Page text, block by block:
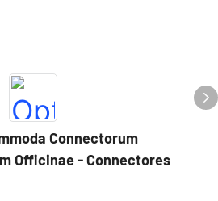
Connectorum
Officinae - Connectores